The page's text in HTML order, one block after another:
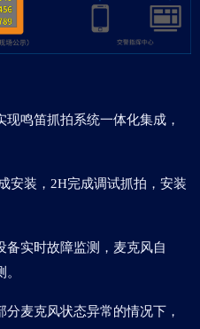
鸣笛抓拍系统一体化集成，
安装，2H完成调试抓拍，安装
备实时故障监测，麦克风自
麦克风状态异常的情况下，